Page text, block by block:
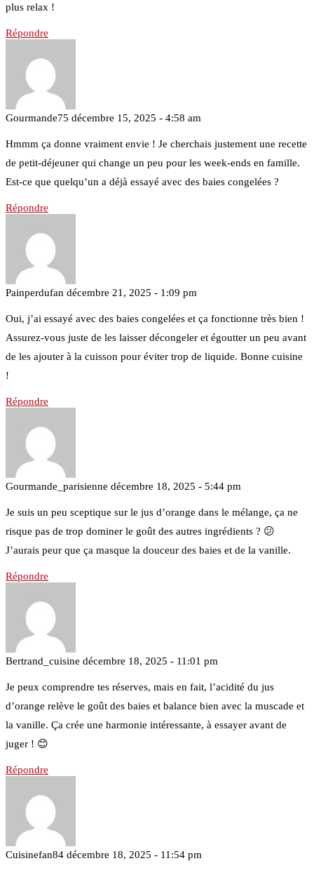
plus relax !
Répondre
Gourmande75 décembre 15, 2025 - 4:58 am
Hmmm ça donne vraiment envie ! Je cherchais justement une recette
de petit-déjeuner qui change un peu pour les week-ends en famille.
Est-ce que quelqu’un a déjà essayé avec des baies congelées ?
Répondre
Painperdufan décembre 21, 2025 - 1:09 pm
Oui, j’ai essayé avec des baies congelées et ça fonctionne très bien !
Assurez-vous juste de les laisser décongeler et égoutter un peu avant
de les ajouter à la cuisson pour éviter trop de liquide. Bonne cuisine
!
Répondre
Gourmande_parisienne décembre 18, 2025 - 5:44 pm
Je suis un peu sceptique sur le jus d’orange dans le mélange, ça ne
risque pas de trop dominer le goût des autres ingrédients ? 😕
J’aurais peur que ça masque la douceur des baies et de la vanille.
Répondre
Bertrand_cuisine décembre 18, 2025 - 11:01 pm
Je peux comprendre tes réserves, mais en fait, l’acidité du jus
d’orange relève le goût des baies et balance bien avec la muscade et
la vanille. Ça crée une harmonie intéressante, à essayer avant de
juger ! 😊
Répondre
Cuisinefan84 décembre 18, 2025 - 11:54 pm